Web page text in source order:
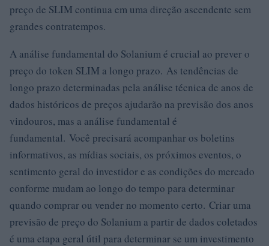
preço de SLIM continua em uma direção ascendente sem
grandes contratempos.
A análise fundamental do Solanium é crucial ao prever o
preço do token SLIM a longo prazo. As tendências de
longo prazo determinadas pela análise técnica de anos de
dados históricos de preços ajudarão na previsão dos anos
vindouros, mas a análise fundamental é
fundamental. Você precisará acompanhar os boletins
informativos, as mídias sociais, os próximos eventos, o
sentimento geral do investidor e as condições do mercado
conforme mudam ao longo do tempo para determinar
quando comprar ou vender no momento certo. Criar uma
previsão de preço do Solanium a partir de dados coletados
é uma etapa geral útil para determinar se um investimento